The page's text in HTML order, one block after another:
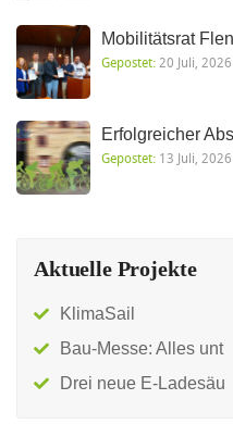
Mobilitätsrat
Gepostet:20 Juli, 2026
Erfolgreicher
Gepostet: 13 Juli, 2026
Aktuelle Projekte
KlimaSail
Bau-Messe: Alles unt
Drei neue E-Ladesäu